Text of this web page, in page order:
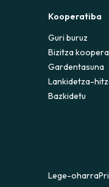
Kooperatiba
Guri buruz
Bizitza
Gardentasuna
Lankidetza-
Bazkidetu
Lege-oharra